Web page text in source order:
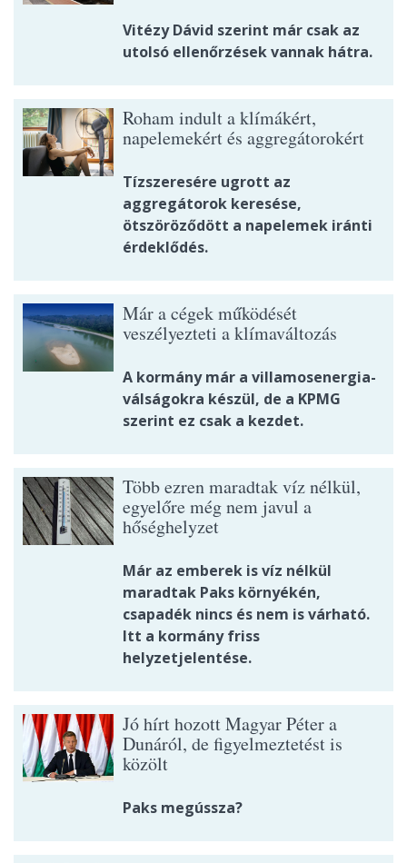
Vitézy Dávid szerint már csak az
utolsó ellenőrzések vannak hátra.
Roham indult a klímákért,
napelemekért és aggregátorokért
Tízszeresére ugrott az
aggregátorok keresése,
ötszöröződött a napelemek iránti
érdeklődés.
Már a cégek működését
veszélyezteti a klímaváltozás
A kormány már a villamosenergia-
válságokra készül, de a KPMG
szerint ez csak a kezdet.
Több ezren maradtak víz nélkül,
egyelőre még nem javul a
hőséghelyzet
Már az emberek is víz nélkül
maradtak Paks környékén,
csapadék nincs és nem is várható.
Itt a kormány friss
helyzetjelentése.
Jó hírt hozott Magyar Péter a
Dunáról, de figyelmeztetést is
közölt
Paks megússza?